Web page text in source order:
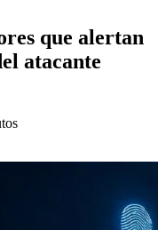
que alertan
atacante